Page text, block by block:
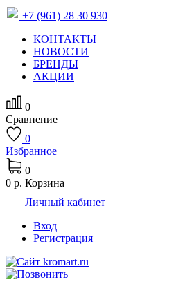
+7 (961) 28 30 930
КОНТАКТЫ
НОВОСТИ
БРЕНДЫ
АКЦИИ
0
Сравнение
0
Избранное
0
0 р. Корзина
Личный кабинет
Вход
Регистрация